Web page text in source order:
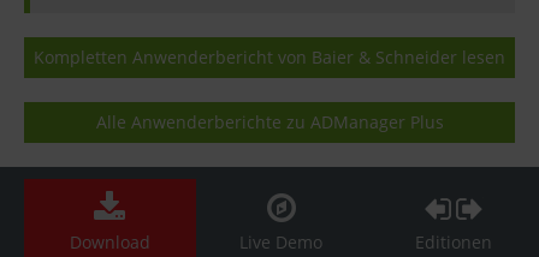
Kompletten Anwenderbericht von Baier & Schneider lesen
Alle Anwenderberichte zu ADManager Plus
Download Live Demo Editionen